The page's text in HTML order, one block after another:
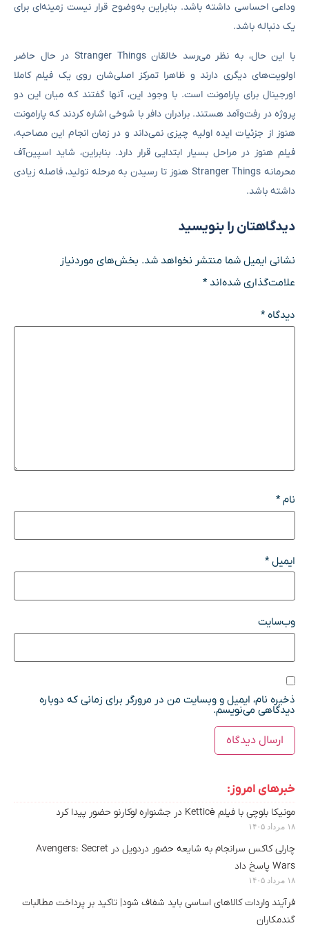
وداعی احساسی داشته باشد. بنابراین به‌وضوح قرار نیست زمینه‌ای برای
یک دنباله باشد.
با این حال، به‌ نظر می‌رسد خالقان Stranger Things در حال حاضر
اولویت‌های دیگری دارند و ظاهرا تمرکز اصلی‌شان روی یک فیلم کاملا
اورجینال برای پارامونت است. با وجود این، آنها گفتند که میان این دو
پروژه در رفت‌وآمد هستند. برادران دافر با شوخی اشاره کردند که پارامونت
هنوز از جزئیات ایده اولیه چیزی نمی‌داند و در زمان انجام این مصاحبه،
فیلم هنوز در مراحل بسیار ابتدایی قرار دارد. بنابراین، شاید اسپین‌آف
محرمانه Stranger Things هنوز تا رسیدن به مرحله تولید، فاصله زیادی
داشته باشد.
دیدگاهتان را بنویسید
نشانی ایمیل شما منتشر نخواهد شد. بخش‌های موردنیاز
علامت‌گذاری شده‌اند*
دیدگاه*
نام*
ایمیل*
وب‌سایت
ذخیره نام، ایمیل و وبسایت من در مرورگر برای زمانی که دوباره
دیدگاهی می‌نویسم.
خبرهای امروز:
مونیکا بلوچی با فیلم Ketticè در جشنواره لوکارنو حضور پیدا کرد
۱۸ مرداد ۱۴۰۵
چارلی کاکس سرانجام به شایعه حضور دردویل در Avengers: Secret
Wars پاسخ داد
۱۸ مرداد ۱۴۰۵
فرآیند واردات کالاهای اساسی باید شفاف شود| تاکید بر پرداخت مطالبات
گندمکاران